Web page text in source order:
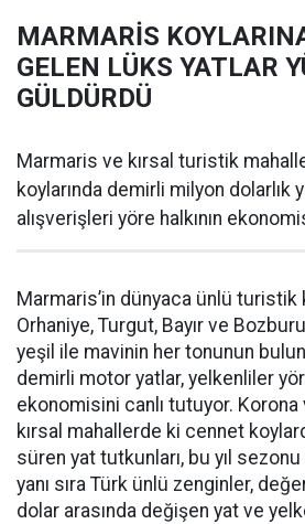
MARMARİS
GELEN LÜKS YATLAR
GÜLDÜRDÜ
Marmaris ve kırsal turistik
koylarında demirli milyon dolarlık
alışverişleri yöre halkının
Marmaris’in dünyaca ünlü turistik
Orhaniye, Turgut, Bayır ve
yeşil ile mavinin her tonunun
demirli motor yatlar, yelkenliler
ekonomisini canlı tutuyor. Korona
kırsal mahallerde ki cennet
süren yat tutkunları, bu yıl
yanı sıra Türk ünlü zenginler,
dolar arasında değişen yat ve